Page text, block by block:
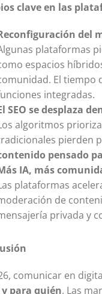
clave en las
del
plataformas
espacios
El tiempo
integradas.
SEO se desplaza
algoritmos
pierden
pensado
IA, más
plataformas
de
privada y
comunicar en
para quién. Las